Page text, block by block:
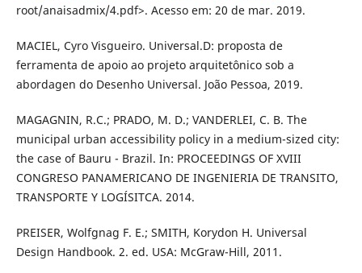
root/anaisadmix/4.pdf>. Acesso em: 20 de mar. 2019.
MACIEL, Cyro Visgueiro. Universal.D: proposta de
ferramenta de apoio ao projeto arquitetônico sob a
abordagen do Desenho Universal. João Pessoa, 2019.
MAGAGNIN, R.C.; PRADO, M. D.; VANDERLEI, C. B. The
municipal urban accessibility policy in a medium-sized city:
the case of Bauru - Brazil. In: PROCEEDINGS OF XVIII
CONGRESO PANAMERICANO DE INGENIERIA DE TRANSITO,
TRANSPORTE Y LOGÍSITCA. 2014.
PREISER, Wolfgnag F. E.; SMITH, Korydon H. Universal
Design Handbook. 2. ed. USA: McGraw-Hill, 2011.